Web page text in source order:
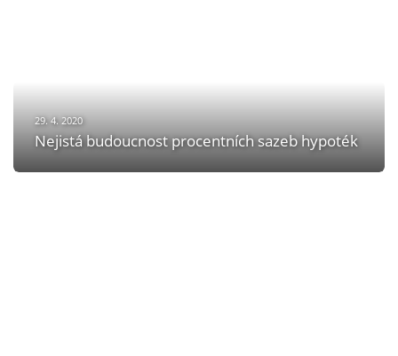
29. 4. 2020
Nejistá budoucnost procentních sazeb hypoték